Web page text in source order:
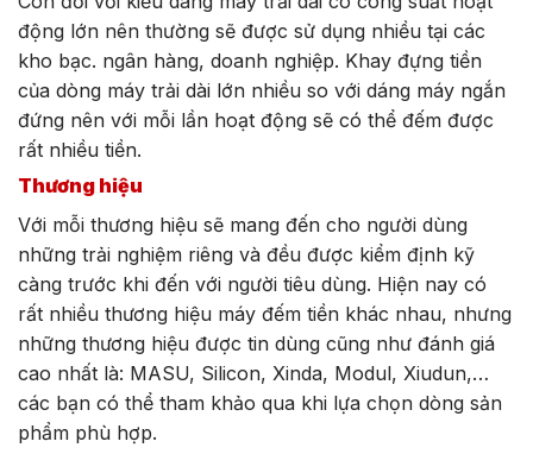
động lớn nên thường sẽ được sử dụng nhiều tại các
kho bạc. ngân hàng, doanh nghiệp. Khay đựng tiền
của dòng máy trải dài lớn nhiều so với dáng máy ngắn
đứng nên với mỗi lần hoạt động sẽ có thể đếm được
rất nhiều tiền.
Thương hiệu
Với mỗi thương hiệu sẽ mang đến cho người dùng
những trải nghiệm riêng và đều được kiểm định kỹ
càng trước khi đến với người tiêu dùng. Hiện nay có
rất nhiều thương hiệu máy đếm tiền khác nhau, nhưng
những thương hiệu được tin dùng cũng như đánh giá
cao nhất là: MASU, Silicon, Xinda, Modul, Xiudun,…
các bạn có thể tham khảo qua khi lựa chọn dòng sản
phẩm phù hợp.